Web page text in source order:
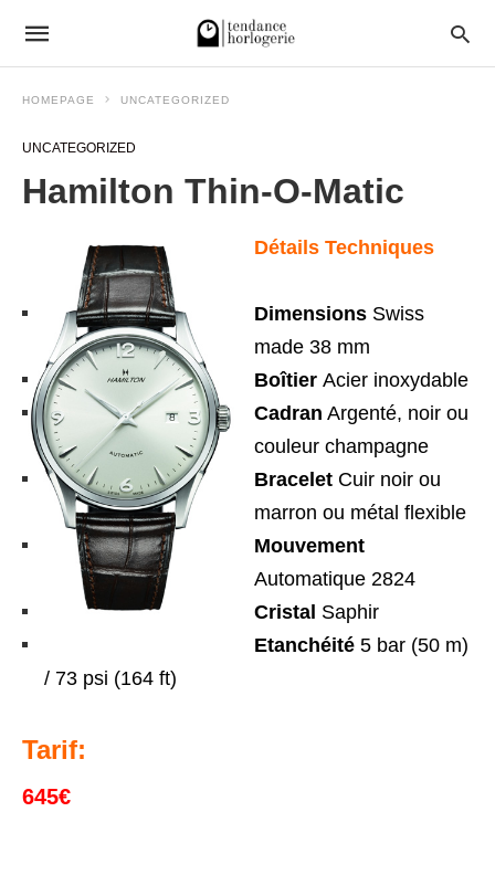
HOMEPAGE UNCATEGORIZED
UNCATEGORIZED
Hamilton Thin-O-Matic
Détails Techniques
Dimensions Swiss
made 38 mm
Boîtier Acier inoxydable
Cadran Argenté, noir ou
couleur champagne
Bracelet Cuir noir ou
marron ou métal flexible
Mouvement
Automatique 2824
Cristal Saphir
Etanchéité 5 bar (50 m)
/ 73 psi (164 ft)
Tarif:
645€